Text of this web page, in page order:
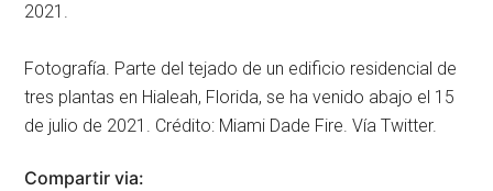
2021.
Fotografía. Parte del tejado de un edificio residencial de
tres plantas en Hialeah, Florida, se ha venido abajo el 15
de julio de 2021. Crédito: Miami Dade Fire. Vía Twitter.
Compartir via: